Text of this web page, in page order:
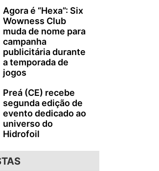
Agora é “Hexa”: Six
Wowness Club
muda de nome para
campanha
publicitária durante
a temporada de
jogos
Preá (CE) recebe
segunda edição de
evento dedicado ao
universo do
Hidrofoil